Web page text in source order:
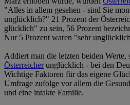
"Alles in allem gesehen - sind Sie
unglücklich?" 21 Prozent der
glücklich" zu sein, 56 Prozent
Nur 5 Prozent waren "sehr
Addiert man die letzten beiden Werte,
Österreicherunglücklich - bei den
Wichtige Faktoren für das eigene
Umfrage zufolge vor allem die
und eine intakte Familie.